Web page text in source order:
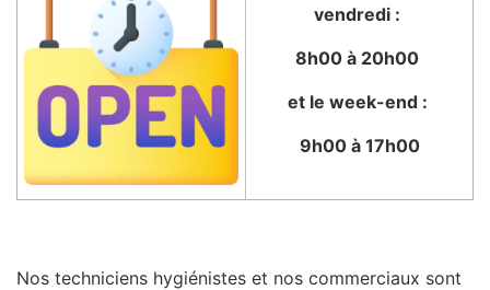
vendredi :
8h00 à 20h00
et le week-end :
9h00 à 17h00
Nos techniciens hygiénistes et nos commerciaux sont